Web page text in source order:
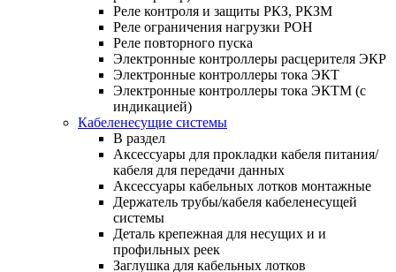
Реле контроля и защиты РКЗ, РКЗМ
Реле ограничения нагрузки РОН
Реле повторного пуска
Электронные контроллеры расцерителя ЭКР
Электронные контроллеры тока ЭКТ
Электронные контроллеры тока ЭКТМ (с
индикацией)
Кабеленесущие системы
В раздел
Аксессуары для прокладки кабеля питания/
кабеля для передачи данных
Аксессуары кабельных лотков монтажные
Держатель трубы/кабеля кабеленесущей
системы
Деталь крепежная для несущих и и
профильных реек
Заглушка для кабельных лотков